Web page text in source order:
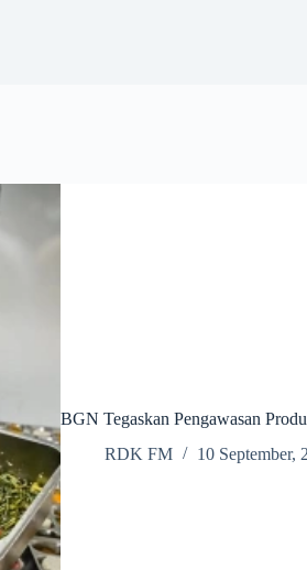
BGN Tegaskan Pengawasan
RDK FM
10 September,